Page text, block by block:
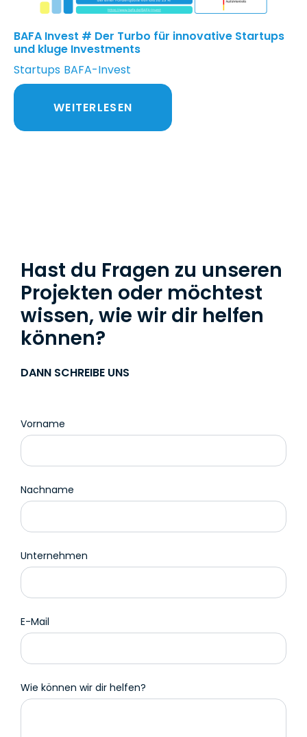
BAFA Invest # Der Turbo für innovative Startups
und kluge Investments
Startups BAFA-Invest
WEITERLESEN
Hast du Fragen zu unseren
Projekten oder möchtest
wissen, wie wir dir helfen
können?
DANN SCHREIBE UNS
Vorname
Nachname
Unternehmen
E-Mail
Wie können wir dir helfen?